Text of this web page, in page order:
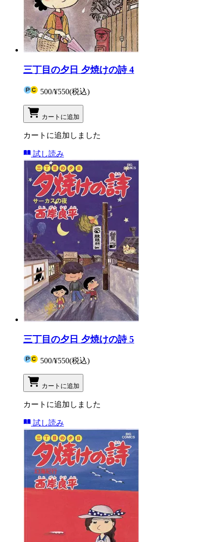
三丁目の夕日 夕焼けの詩 4
500/¥550(税込)
カートに追加
カートに追加しました
試し読み
三丁目の夕日 夕焼けの詩 5
500/¥550(税込)
カートに追加
カートに追加しました
試し読み